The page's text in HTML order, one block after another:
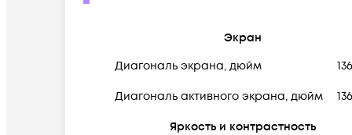
Экран
Диагональ экрана, дюйм
136
Диагональ активного экрана, дюйм 136
Яркость и контрастность